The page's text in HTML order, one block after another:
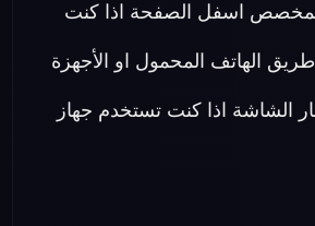
المخصص اسفل الصفحة اذا كنت
الهاتف المحمول او الأجهزة
الشاشة اذا كنت تستخدم جهاز